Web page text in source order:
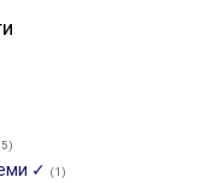
✓ (1)